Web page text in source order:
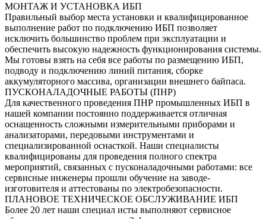
МОНТАЖ И УСТАНОВКА ИБП
Правильный выбор места установки и квалифицированное
выполнение работ по подключению ИБП позволяет
исключить большинство проблем при эксплуатации и
обеспечить высокую надежность функционирования системы.
Мы готовы взять на себя все работы по размещению ИБП,
подводу и подключению линий питания, сборке
аккумуляторного массива, организации внешнего байпаса.
ПУСКОНАЛАДОЧНЫЕ РАБОТЫ (ПНР)
Для качественного проведения ПНР промышленных ИБП в
нашей компании постоянно поддерживается отличная
оснащенность сложными измерительными приборами и
анализаторами, передовыми инструментами и
специализированной оснасткой. Наши специалисты
квалифицированы для проведения полного спектра
мероприятий, связанных с пусконаладочными работами: все
сервисные инженеры прошли обучение на заводе-
изготовителя и аттестованы по электробезопасности.
ПЛАНОВОЕ ТЕХНИЧЕСКОЕ ОБСЛУЖИВАНИЕ ИБП
Более 20 лет наши специал исты выполняют сервисное